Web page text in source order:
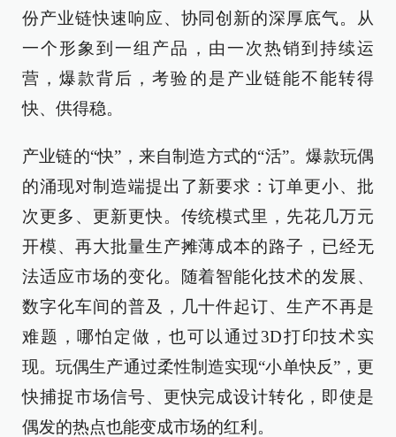
份产业链快速响应、协同创新的深厚底气。从
一个形象到一组产品，由一次热销到持续运
营，爆款背后，考验的是产业链能不能转得
快、供得稳。
产业链的“快”，来自制造方式的“活”。爆款玩偶
的涌现对制造端提出了新要求：订单更小、批
次更多、更新更快。传统模式里，先花几万元
开模、再大批量生产摊薄成本的路子，已经无
法适应市场的变化。随着智能化技术的发展、
数字化车间的普及，几十件起订、生产不再是
难题，哪怕定做，也可以通过3D打印技术实
现。玩偶生产通过柔性制造实现“小单快反”，更
快捕捉市场信号、更快完成设计转化，即使是
偶发的热点也能变成市场的红利。